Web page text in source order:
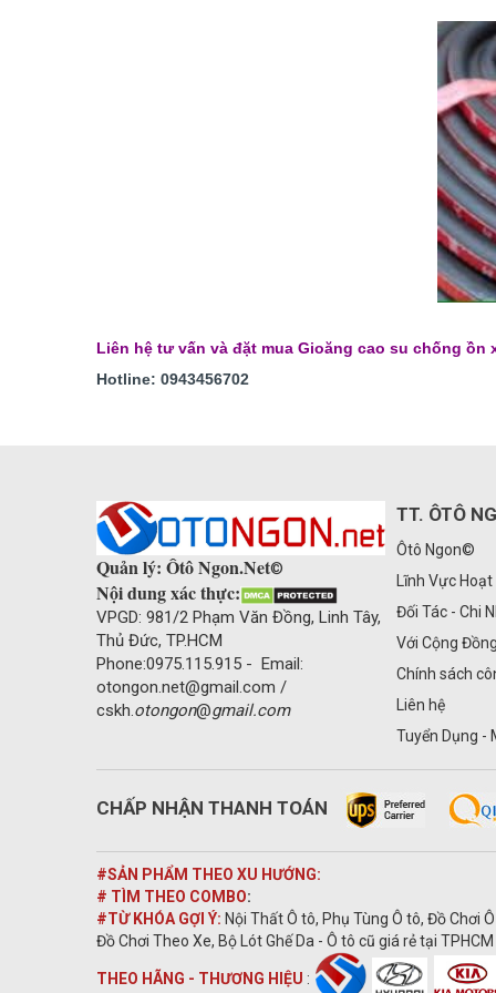
Liên hệ tư vấn và đặt mua Gioăng cao su chống ồn
Hotline: 0943456702
Quản lý: Ôtô Ngon.Net©
Nội dung xác thực:
VPGD: 981/2 Phạm Văn Đồng, Linh Tây,
Thủ Đức, TP.HCM
Phone:0975.115.915 - Email:
otongon.net@gmail.com /
cskh.otongon@gmail.com
TT. ÔTÔ
Ôtô Ngon©
Lĩnh Vực
Đối Tác - Chi
Với Cộng
Chính sách
Liên hệ
Tuyển Dụng -
CHẤP NHẬN THANH TOÁN
#SẢN PHẨM THEO XU HƯỚNG:
# TÌM THEO COMBO:
#TỪ KHÓA GỢI Ý: Nội Thất Ô tô, Phụ Tùng Ô tô, Đồ Chơi
Đồ Chơi Theo Xe, Bộ Lót Ghế Da - Ô tô cũ giá rẻ tại
THEO HÃNG - THƯƠNG HIỆU :